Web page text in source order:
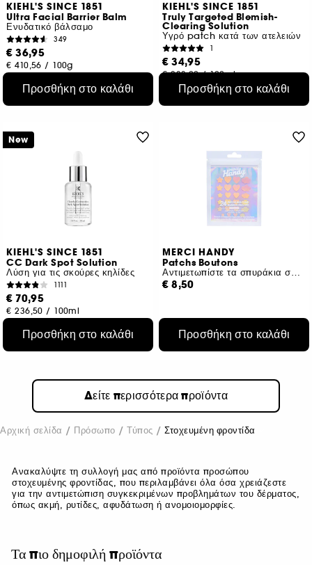
KIEHL'S SINCE 1851
Ultra Facial Barrier Balm
Ενυδατικό βάλσαμο
349
€ 36,95
€ 410,56 / 100g
Προσθήκη στο καλάθι
KIEHL'S SINCE 1851
Truly Targeted Blemish-
Clearing Solution
Υγρό patch κατά των ατελειών
1
€ 34,95
€ 233,00 /100ml
Προσθήκη στο καλάθι
KIEHL'S SINCE 1851
CC Dark Spot Solution
Λύση για τις σκούρες κηλίδες
1111
€ 70,95
€ 236,50 / 100ml
Προσθήκη στο καλάθι
New
MERCI HANDY
Patchs Boutons
Αντιμετωπίστε τα σπυράκια σας με στιλ
€ 8,50
Προσθήκη στο καλάθι
Δείτε περισσότερα προϊόντα
Αρχική σελίδα Πρόσωπο Τύπος Στοχευμένη φροντίδα
Ανακαλύψτε τη συλλογή μας από προϊόντα προσώπου
στοχευμένης φροντίδας, που περιλαμβάνει όλα όσα χρειάζεστε
για την αντιμετώπιση συγκεκριμένων προβλημάτων του δέρματος,
όπως ακμή, ρυτίδες, αφυδάτωση ή ανομοιομορφίες.
Τα πιο δημοφιλή προϊόντα